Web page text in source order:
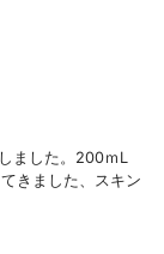
ました。200ｍL
きました、スキン